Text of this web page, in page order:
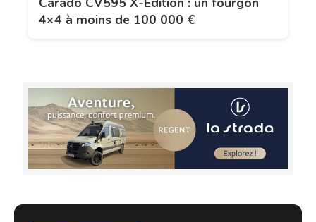
4×4 à moins de 100 000 €